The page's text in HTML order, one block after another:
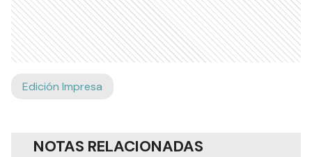
Edición Impresa
NOTAS RELACIONADAS